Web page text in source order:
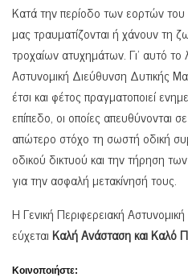
Κατά την περίοδο των εορτών
μας τραυματίζονται ή χάνουν τη
τροχαίων ατυχημάτων. Γι’ αυτό το
Αστυνομική Διεύθυνση Δυτικής
έτσι και φέτος πραγματοποιεί
επίπεδο, οι οποίες απευθύνονται
απώτερο στόχο τη σωστή οδική
οδικού δικτυού και την τήρηση
για την ασφαλή μετακίνησή τους.
Η Γενική Περιφερειακή
εύχεται Καλή Ανάσταση και Καλό
Κοινοποιήστε: